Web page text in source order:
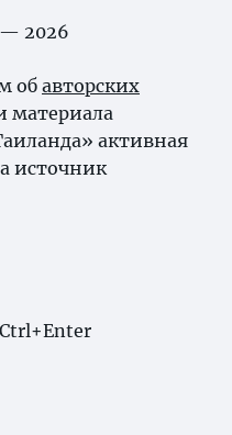
— 2026
об авторских
материала
активная
источник